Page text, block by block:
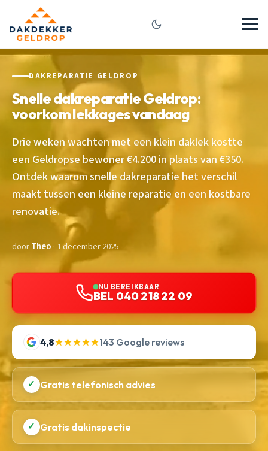
DAKREPARATIE GELDROP
Snelle dakreparatie Geldrop:
voorkom lekkages vandaag
Drie weken wachten met een klein daklek kostte
een Geldropse bewoner €4.200 in plaats van €350.
Ontdek waarom snelle dakreparatie het verschil
maakt tussen een kleine reparatie en een kostbare
renovatie.
doorTheo · 1 december 2025
NU BEREIKBAAR
BEL 040 218 22 09
4,8★★★★★143 Google reviews
✓ Gratis telefonisch advies
✓ Gratis dakinspectie